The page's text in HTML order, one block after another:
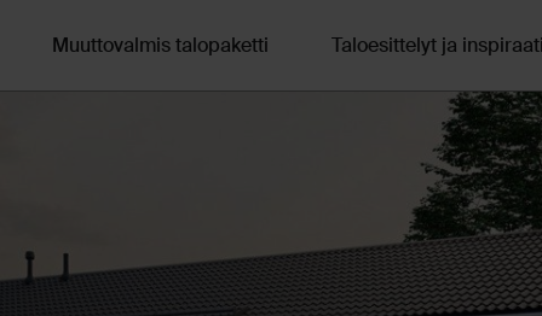
Muuttovalmis talopaketti Taloesittelyt ja